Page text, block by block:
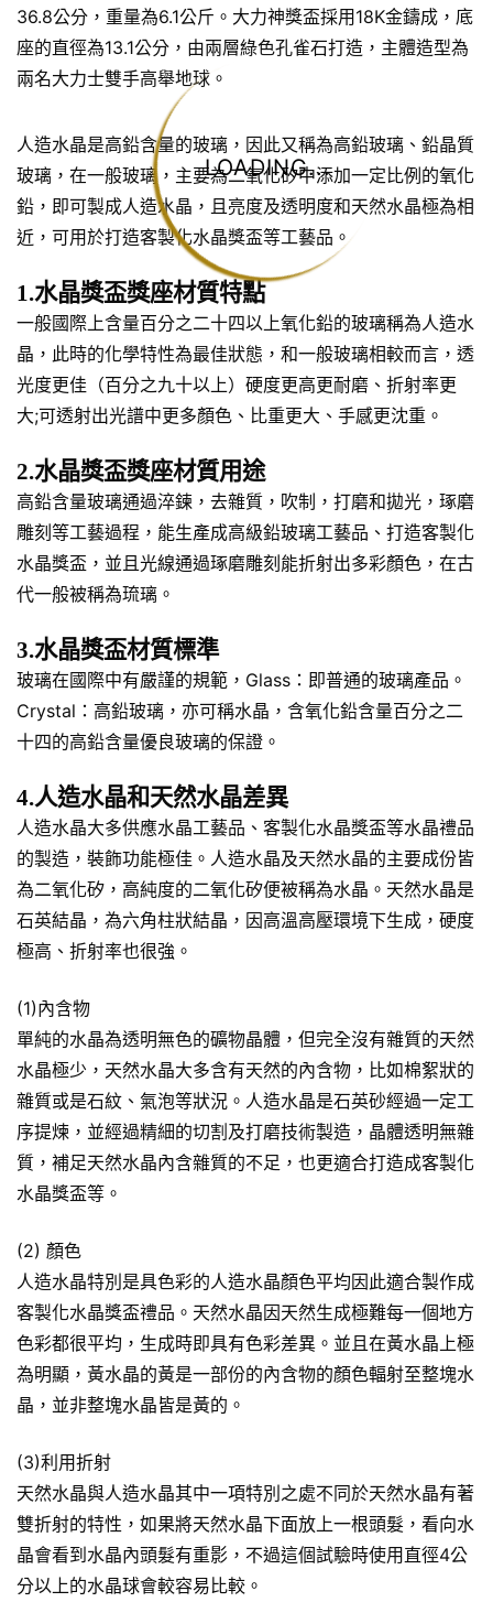
LOADING...
36.8公分，重量為6.1公斤。大力神獎盃採用18K金鑄成，底
座的直徑為13.1公分，由兩層綠色孔雀石打造，主體造型為
兩名大力士雙手高舉地球。
人造水晶是高鉛含量的玻璃，因此又稱為高鉛玻璃、鉛晶質
玻璃，在一般玻璃，主要為二氧化矽中添加一定比例的氧化
鉛，即可製成人造水晶，且亮度及透明度和天然水晶極為相
近，可用於打造客製化水晶獎盃等工藝品。
1.水晶獎盃獎座材質特點
一般國際上含量百分之二十四以上氧化鉛的玻璃稱為人造水
晶，此時的化學特性為最佳狀態，和一般玻璃相較而言，透
光度更佳（百分之九十以上）硬度更高更耐磨、折射率更
大;可透射出光譜中更多顏色、比重更大、手感更沈重。
2.水晶獎盃獎座材質用途
高鉛含量玻璃通過淬鍊，去雜質，吹制，打磨和拋光，琢磨
雕刻等工藝過程，能生產成高級鉛玻璃工藝品、打造客製化
水晶獎盃，並且光線通過琢磨雕刻能折射出多彩顏色，在古
代一般被稱為琉璃。
3.水晶獎盃材質標準
玻璃在國際中有嚴謹的規範，Glass：即普通的玻璃產品。
Crystal：高鉛玻璃，亦可稱水晶，含氧化鉛含量百分之二
十四的高鉛含量優良玻璃的保證。
4.人造水晶和天然水晶差異
人造水晶大多供應水晶工藝品、客製化水晶獎盃等水晶禮品
的製造，裝飾功能極佳。人造水晶及天然水晶的主要成份皆
為二氧化矽，高純度的二氧化矽便被稱為水晶。天然水晶是
石英結晶，為六角柱狀結晶，因高溫高壓環境下生成，硬度
極高、折射率也很強。
(1)內含物
單純的水晶為透明無色的礦物晶體，但完全沒有雜質的天然
水晶極少，天然水晶大多含有天然的內含物，比如棉絮狀的
雜質或是石紋、氣泡等狀況。人造水晶是石英砂經過一定工
序提煉，並經過精細的切割及打磨技術製造，晶體透明無雜
質，補足天然水晶內含雜質的不足，也更適合打造成客製化
水晶獎盃等。
(2) 顏色
人造水晶特別是具色彩的人造水晶顏色平均因此適合製作成
客製化水晶獎盃禮品。天然水晶因天然生成極難每一個地方
色彩都很平均，生成時即具有色彩差異。並且在黃水晶上極
為明顯，黃水晶的黃是一部份的內含物的顏色輻射至整塊水
晶，並非整塊水晶皆是黃的。
(3)利用折射
天然水晶與人造水晶其中一項特別之處不同於天然水晶有著
雙折射的特性，如果將天然水晶下面放上一根頭髮，看向水
晶會看到水晶內頭髮有重影，不過這個試驗時使用直徑4公
分以上的水晶球會較容易比較。